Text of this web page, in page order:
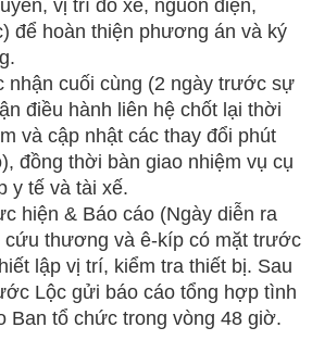
vị trí đỗ xe, nguồn điện,
để hoàn thiện phương án và ký
nhận cuối cùng (2 ngày trước sự
điều hành liên hệ chốt lại thời
và cập nhật các thay đổi phút
đồng thời bàn giao nhiệm vụ cụ
y tế và tài xế.
hiện & Báo cáo (Ngày diễn ra
cứu thương và ê-kíp có mặt trước
lập vị trí, kiểm tra thiết bị. Sau
Lộc gửi báo cáo tổng hợp tình
Ban tổ chức trong vòng 48 giờ.